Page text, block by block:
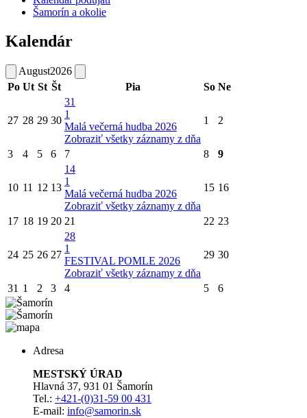
Šamorín a okolie
Kalendár
August2026
Po Ut St Št Pia So Ne
27 28 29 30
31
1
Malá večerná hudba 2026
Zobraziť všetky záznamy z dňa
1 2
3 4 5 6 7 8 9
10 11 12 13
14
1
Malá večerná hudba 2026
Zobraziť všetky záznamy z dňa
15 16
17 18 19 20 21 22 23
24 25 26 27
28
1
FESTIVAL POMLE 2026
Zobraziť všetky záznamy z dňa
29 30
31 1 2 3 4 5 6
Adresa
MESTSKÝ ÚRAD
Hlavná 37, 931 01 Šamorín
Tel.: +421-(0)31-59 00 431
E-mail: info@samorin.sk